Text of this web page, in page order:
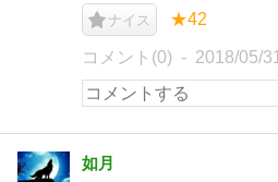
ナイス ★42
コメント(0) 2018/05/31
如月